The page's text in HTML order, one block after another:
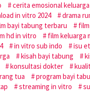
cerita emosional keluarga
in vitro 2024 drama
bayi tabung terbaru
hd in vitro film keluarga
in vitro sub indo isu
kisah bayi tabung
konsultasi dokter
tua
program bayi
streaming in vitro